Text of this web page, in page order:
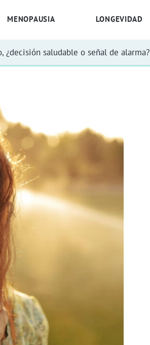
MENOPAUSIA LONGEVIDAD
¿decisión saludable o señal de alarma?